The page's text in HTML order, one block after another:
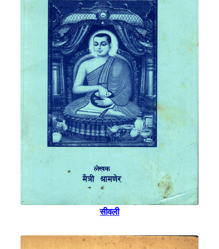
सीवली